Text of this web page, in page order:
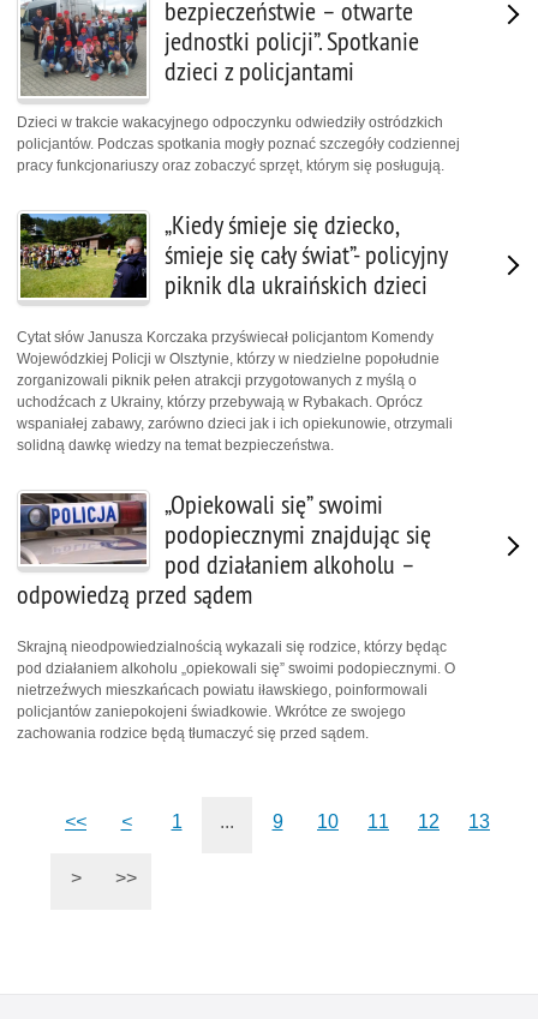
bezpieczeństwie – otwarte
jednostki policji”. Spotkanie
dzieci z policjantami
Dzieci w trakcie wakacyjnego odpoczynku odwiedziły ostródzkich
policjantów. Podczas spotkania mogły poznać szczegóły codziennej
pracy funkcjonariuszy oraz zobaczyć sprzęt, którym się posługują.
„Kiedy śmieje się dziecko,
śmieje się cały świat”- policyjny
piknik dla ukraińskich dzieci
Cytat słów Janusza Korczaka przyświecał policjantom Komendy
Wojewódzkiej Policji w Olsztynie, którzy w niedzielne popołudnie
zorganizowali piknik pełen atrakcji przygotowanych z myślą o
uchodźcach z Ukrainy, którzy przebywają w Rybakach. Oprócz
wspaniałej zabawy, zarówno dzieci jak i ich opiekunowie, otrzymali
solidną dawkę wiedzy na temat bezpieczeństwa.
„Opiekowali się” swoimi
podopiecznymi znajdując się
pod działaniem alkoholu –
odpowiedzą przed sądem
Skrajną nieodpowiedzialnością wykazali się rodzice, którzy będąc
pod działaniem alkoholu „opiekowali się” swoimi podopiecznymi. O
nietrzeźwych mieszkańcach powiatu iławskiego, poinformowali
policjantów zaniepokojeni świadkowie. Wkrótce ze swojego
zachowania rodzice będą tłumaczyć się przed sądem.
<< < 1 ... 9 10 11 12 13
> >>